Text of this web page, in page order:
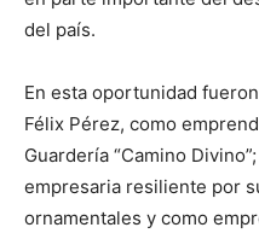
del país.
En esta oportunidad
Félix Pérez, como
Guardería “Camino
empresaria resiliente por
ornamentales y como